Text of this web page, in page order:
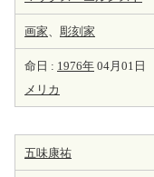
画家、 彫刻家
命日 : 1976年 04月01日
メリカ
五味康祐